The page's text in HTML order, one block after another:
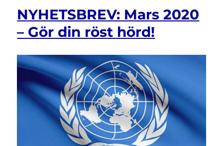
NYHETSBREV: Mars 2020
– Gör din röst hörd!